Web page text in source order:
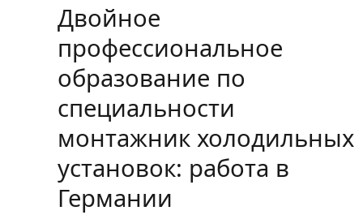
Двойное
профессиональное
образование по
специальности
монтажник холодильных
установок: работа в
Германии